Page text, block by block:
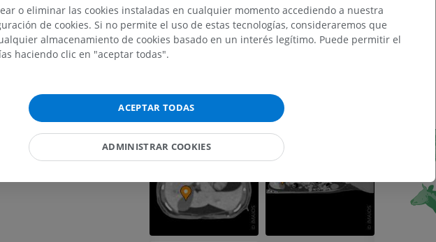
Caballo - Osteología
Radiografía
PREMIUM
Ilustraciones
o eliminar las cookies instaladas en cualquier momento accediendo a nuestra
de cookies. Si no permite el uso de estas tecnologías, consideraremos que
almacenamiento de cookies basado en un interés legítimo. Puede permitir el
haciendo clic en "aceptar todas".
ACEPTAR TODAS
ADMINISTRAR COOKIES